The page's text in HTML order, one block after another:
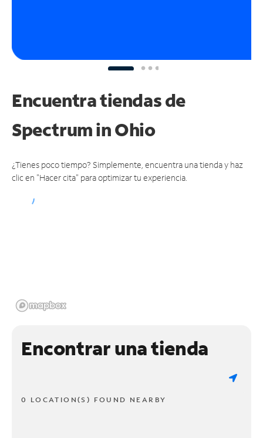
Encuentra tiendas de
Spectrumin Ohio
¿Tienes poco tiempo? Simplemente, encuentra una tienda y haz
clic en "Hacer cita" para optimizar tu experiencia.
Encontrar una tienda
0 LOCATION(S) FOUND NEARBY